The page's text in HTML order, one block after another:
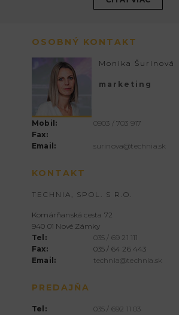
OSOBNÝ KONTAKT
Monika Šurinová
marketing
Mobil:
0903 / 703 917
Fax:
Email:
surinova@technia.sk
KONTAKT
TECHNIA, SPOL. S R.O.
Komárňanská cesta 72
940 01 Nové Zámky
Tel:
035 / 69 21 111
Fax:
035 / 64 26 443
Email:
technia@technia.sk
PREDAJŇA
Tel:
035 / 692 11 03